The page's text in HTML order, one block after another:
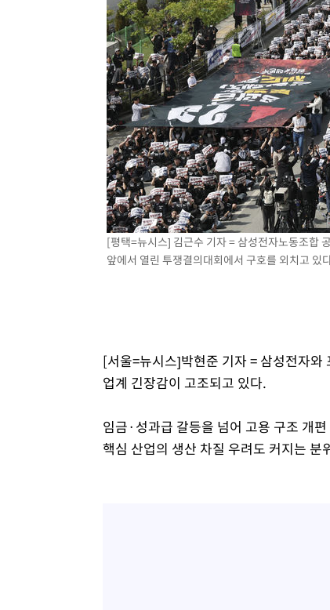
[평택=뉴시스] 김근수 기자 = 삼성전자노동조합
앞에서 열린 투쟁결의대회에서 구호를 외치고
[서울=뉴시스]박현준 기자 = 삼성전자
업계 긴장감이 고조되고 있다.
임금·성과급 갈등을 넘어 고용 구조 개
핵심 산업의 생산 차질 우려도 커지는 분